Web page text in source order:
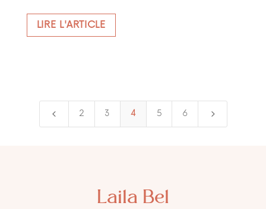
LIRE L'ARTICLE
4 2 3 4 5 6 5
Laila Bel